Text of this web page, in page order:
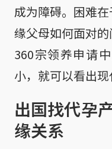
成为障碍。困难
缘父母如何面对
360宗领养申请
小，就可以看出现
出国找代孕
缘关系